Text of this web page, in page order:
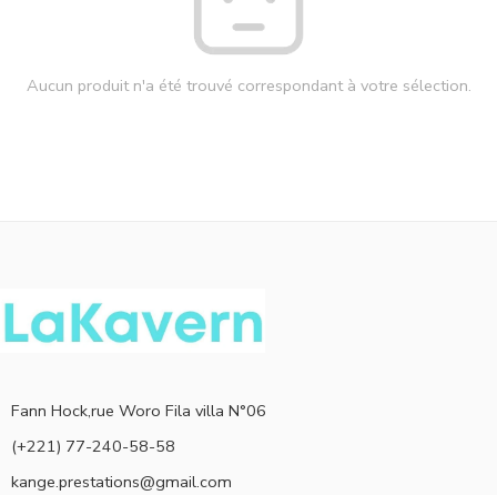
Aucun produit n'a été trouvé correspondant à votre sélection.
Fann Hock,rue Woro Fila villa N°06
(+221) 77-240-58-58
kange.prestations@gmail.com